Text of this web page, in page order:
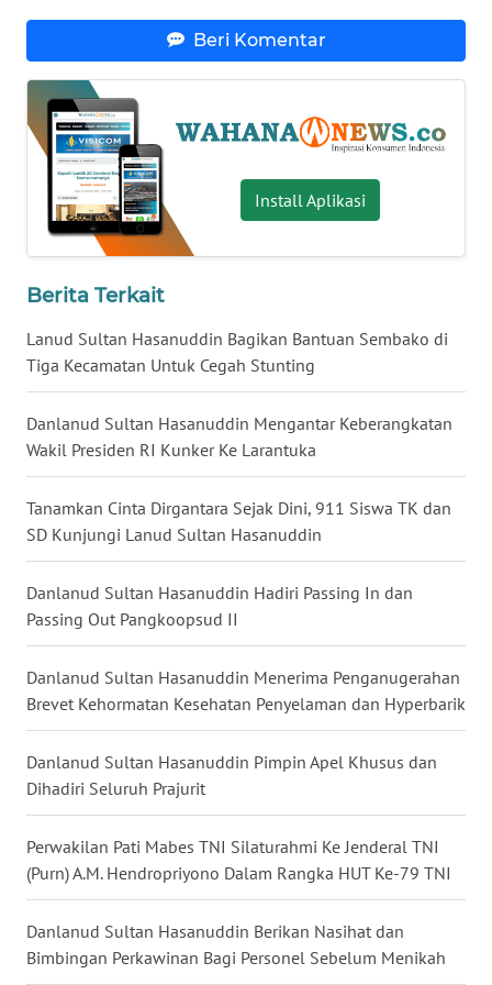
Beri Komentar
Install Aplikasi
Berita Terkait
Lanud Sultan Hasanuddin Bagikan Bantuan Sembako di
Tiga Kecamatan Untuk Cegah Stunting
Danlanud Sultan Hasanuddin Mengantar Keberangkatan
Wakil Presiden RI Kunker Ke Larantuka
Tanamkan Cinta Dirgantara Sejak Dini, 911 Siswa TK dan
SD Kunjungi Lanud Sultan Hasanuddin
Danlanud Sultan Hasanuddin Hadiri Passing In dan
Passing Out Pangkoopsud II
Danlanud Sultan Hasanuddin Menerima Penganugerahan
Brevet Kehormatan Kesehatan Penyelaman dan Hyperbarik
Danlanud Sultan Hasanuddin Pimpin Apel Khusus dan
Dihadiri Seluruh Prajurit
Perwakilan Pati Mabes TNI Silaturahmi Ke Jenderal TNI
(Purn) A.M. Hendropriyono Dalam Rangka HUT Ke-79 TNI
Danlanud Sultan Hasanuddin Berikan Nasihat dan
Bimbingan Perkawinan Bagi Personel Sebelum Menikah
WN
WN
KUNINGAN
WN
MAJALENGKA
WN
SUBANG
WN
SUKABUMI
WN
PURWAKARTA
WN
PRIANGAN
WN
SEMARANG
SOLO
WN
BOROBUDUR
WN
MADURA
WN
SURABAYA